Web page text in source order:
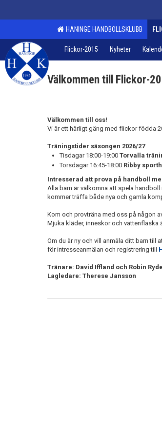
HANINGE HANDBOLLSKLUBB
Flickor-2015 Nyheter
Välkommen till Flickor-
Välkommen till oss!
Vi är ett härligt gäng med flickor födda
Träningstider säsongen 2026/27
Tisdagar 18:00-19:00 Torvalla
Torsdagar 16:45-18:00 Ribby
Intresserad att prova på handboll
Alla barn är välkomna att spela
kommer träffa både nya och gamla
Kom och provträna med oss på någon
Mjuka kläder, inneskor och vattenflaska
Om du är ny och vill anmäla ditt barn till
för intresseanmälan och registrering till
Tränare: David Iffland och Robin
Lagledare: Therese Jansson